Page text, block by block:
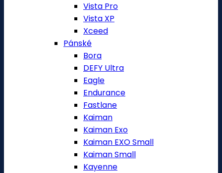
Vista Pro
Vista XP
Xceed
Pánské
Bora
DEFY Ultra
Eagle
Endurance
Fastlane
Kaiman
Kaiman Exo
Kaiman EXO Small
Kaiman Small
Kayenne